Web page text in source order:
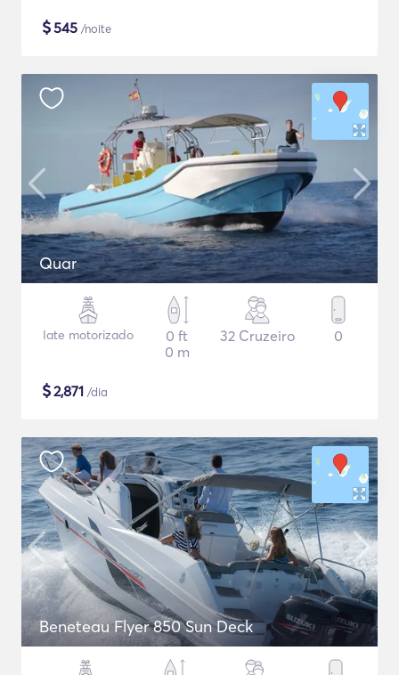
$545 /noite
Quar
Iate motorizado
0 ft
0 m
32 Cruzeiro 0
$2,871 /dia
Beneteau Flyer 850 Sun Deck